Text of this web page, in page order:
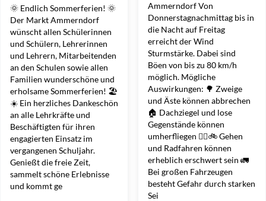
🌞 Endlich Sommerferien! 🌞
Der Markt Ammerndorf
wünscht allen Schülerinnen
und Schülern, Lehrerinnen
und Lehrern, Mitarbeitenden
an den Schulen sowie allen
Familien wunderschöne und
erholsame Sommerferien! 🏖️
☀️ Ein herzliches Dankeschön
an alle Lehrkräfte und
Beschäftigten für ihren
engagierten Einsatz im
vergangenen Schuljahr.
Genießt die freie Zeit,
sammelt schöne Erlebnisse
und kommt ge
Ammerndorf Von
Donnerstagnachmittag bis in
die Nacht auf Freitag
erreicht der Wind
Sturmstärke. Dabei sind
Böen von bis zu 80 km/h
möglich. Mögliche
Auswirkungen: 🌳 Zweige
und Äste können abbrechen
🏠 Dachziegel und lose
Gegenstände können
umherfliegen 🚶‍♀️🚲 Gehen
und Radfahren können
erheblich erschwert sein 🚛
Bei großen Fahrzeugen
besteht Gefahr durch starken
Sei